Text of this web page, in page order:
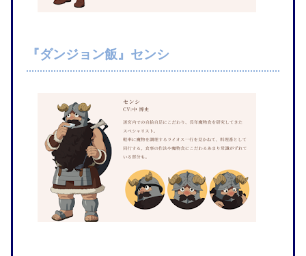
『ダンジョン飯』センシ